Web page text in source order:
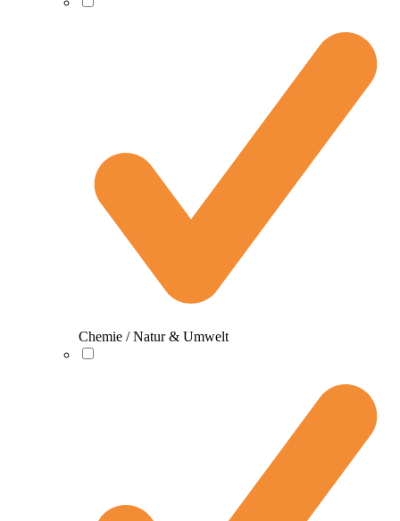
Chemie / Natur & Umwelt